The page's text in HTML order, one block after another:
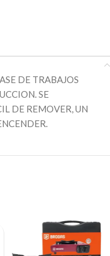
DE TRABAJOS
SE
DE REMOVER, UN